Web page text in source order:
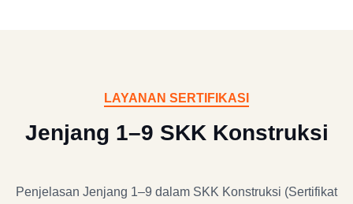
LAYANAN SERTIFIKASI
Jenjang 1–9 SKK Konstruksi
Penjelasan Jenjang 1–9 dalam SKK Konstruksi (Sertifikat